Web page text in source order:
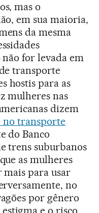
mas o
em sua maioria,
da mesma
não for levada em
transporte
hostis para as
mulheres nas
dizem
no transporte
do Banco
trens suburbanos
as mulheres
mais para usar
no
por gênero
e o risco